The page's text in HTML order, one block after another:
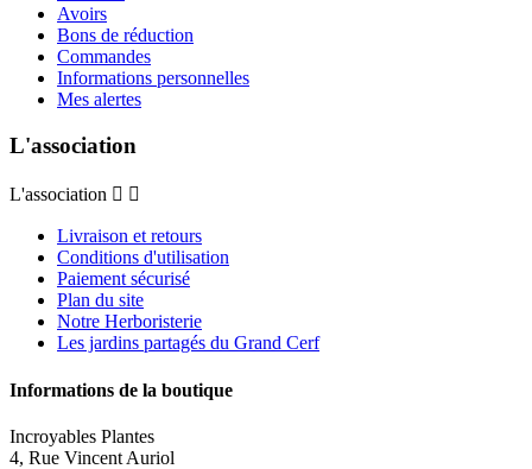
Avoirs
Bons de réduction
Commandes
Informations personnelles
Mes alertes
L'association
L'association  
Livraison et retours
Conditions d'utilisation
Paiement sécurisé
Plan du site
Notre Herboristerie
Les jardins partagés du Grand Cerf
Informations de la boutique
Incroyables Plantes
4, Rue Vincent Auriol